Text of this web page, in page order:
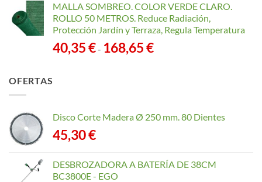
MALLA SOMBREO. COLOR VERDE CLARO.
ROLLO 50 METROS. Reduce Radiación,
Protección Jardín y Terraza, Regula Temperatura
40,35€- 168,65€Rango
168,65 €
OFERTAS
Disco Corte Madera Ø 250 mm. 80 Dientes
45,30€
DESBROZADORA A BATERÍA DE 38CM
BC3800E - EGO